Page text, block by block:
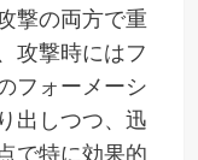
撃の両方で重
攻撃時にはフ
フォーメーシ
出しつつ、迅
で特に効果的